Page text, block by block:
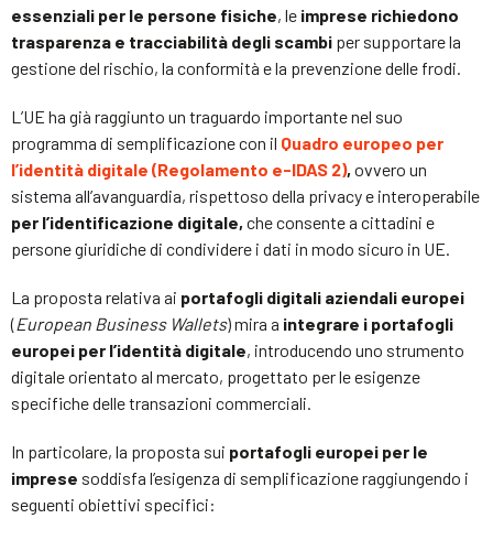
essenziali per le persone fisiche, le imprese richiedono
trasparenza e tracciabilità degli scambi per supportare la
gestione del rischio, la conformità e la prevenzione delle frodi.
L’UE ha già raggiunto un traguardo importante nel suo
programma di semplificazione con il Quadro europeo per
l’identità digitale (Regolamento e-IDAS 2), ovvero un
sistema all’avanguardia, rispettoso della privacy e interoperabile
per l’identificazione digitale, che consente a cittadini e
persone giuridiche di condividere i dati in modo sicuro in UE.
La proposta relativa ai portafogli digitali aziendali europei
(European Business Wallets) mira a integrare i portafogli
europei per l’identità digitale, introducendo uno strumento
digitale orientato al mercato, progettato per le esigenze
specifiche delle transazioni commerciali.
In particolare, la proposta sui portafogli europei per le
imprese soddisfa l’esigenza di semplificazione raggiungendo i
seguenti obiettivi specifici: